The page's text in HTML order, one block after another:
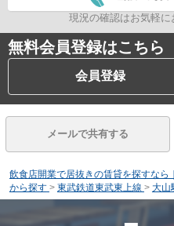
現況の確認はお気軽に
無料会員登録はこちら
会員登録
メールで共有する
飲食店開業で居抜きの賃貸を探すなら
から探す > 東武鉄道東武東上線 > 大山